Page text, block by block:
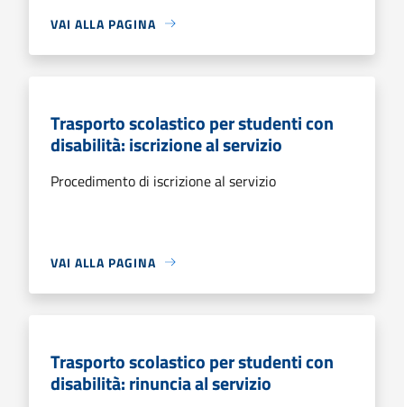
VAI ALLA PAGINA
Trasporto scolastico per studenti con
disabilità: iscrizione al servizio
Procedimento di iscrizione al servizio
VAI ALLA PAGINA
Trasporto scolastico per studenti con
disabilità: rinuncia al servizio